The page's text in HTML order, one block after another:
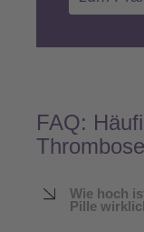
FAQ:
Thrombose
Wie hoch
Pille